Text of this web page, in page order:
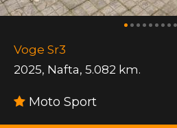
Voge Sr3
2025, Nafta, 5.082 km.
Moto Sport